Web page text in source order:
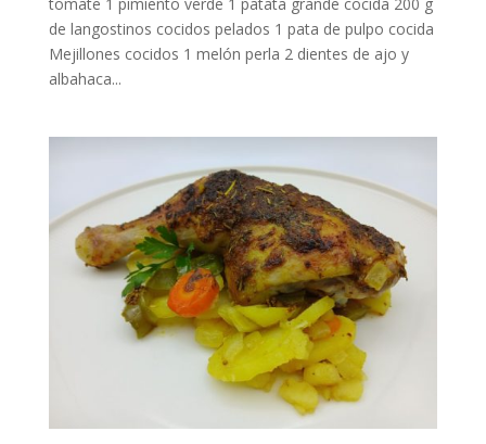
de langostinos cocidos pelados 1 pata de pulpo cocida
Mejillones cocidos 1 melón perla 2 dientes de ajo y
albahaca...